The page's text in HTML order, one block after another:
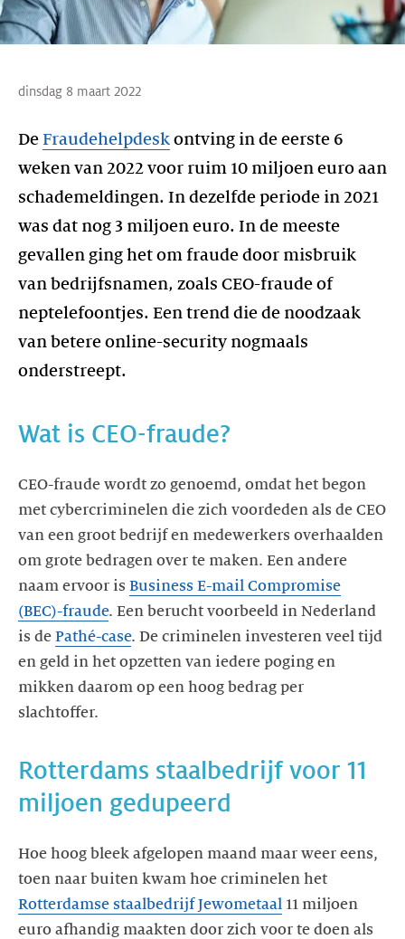
dinsdag 8 maart 2022
De Fraudehelpdesk ontving in de eerste 6
weken van 2022 voor ruim 10 miljoen euro aan
schademeldingen. In dezelfde periode in 2021
was dat nog 3 miljoen euro. In de meeste
gevallen ging het om fraude door misbruik
van bedrijfsnamen, zoals CEO-fraude of
neptelefoontjes. Een trend die de noodzaak
van betere online-security nogmaals
onderstreept.
Wat is CEO-fraude?
CEO-fraude wordt zo genoemd, omdat het begon
met cybercriminelen die zich voordeden als de CEO
van een groot bedrijf en medewerkers overhaalden
om grote bedragen over te maken. Een andere
naam ervoor is Business E-mail Compromise
(BEC)-fraude. Een berucht voorbeeld in Nederland
is de Pathé-case. De criminelen investeren veel tijd
en geld in het opzetten van iedere poging en
mikken daarom op een hoog bedrag per
slachtoffer.
Rotterdams staalbedrijf voor 11
Hoe hoog bleek afgelopen maand maar weer eens,
toen naar buiten kwam hoe criminelen het
Rotterdamse staalbedrijf Jewometaal 11 miljoen
euro afhandig maakten door zich voor te doen als